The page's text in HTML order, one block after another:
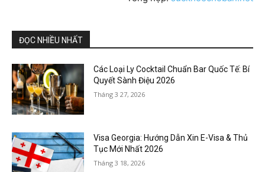
ĐỌC NHIỀU NHẤT
Các Loại Ly Cocktail Chuẩn Bar Quốc Tế: Bí
Quyết Sành Điệu 2026
Tháng 3 27, 2026
Visa Georgia: Hướng Dẫn Xin E-Visa & Thủ
Tục Mới Nhất 2026
Tháng 3 18, 2026